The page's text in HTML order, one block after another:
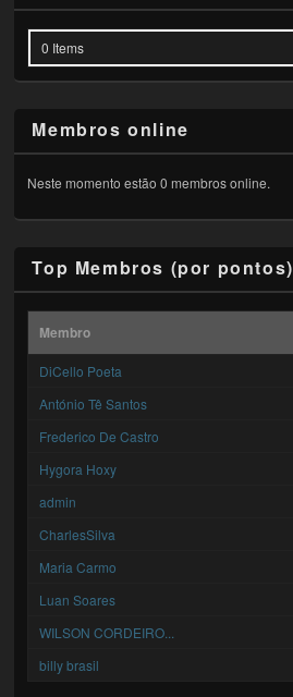
0 Items
Membros online
Neste momento estão 0 membros online.
Top Membros (por pontos)
Membro
DiCello Poeta
António Tê Santos
Frederico De Castro
Hygora Hoxy
admin
CharlesSilva
Maria Carmo
Luan Soares
WILSON CORDEIRO...
billy brasil